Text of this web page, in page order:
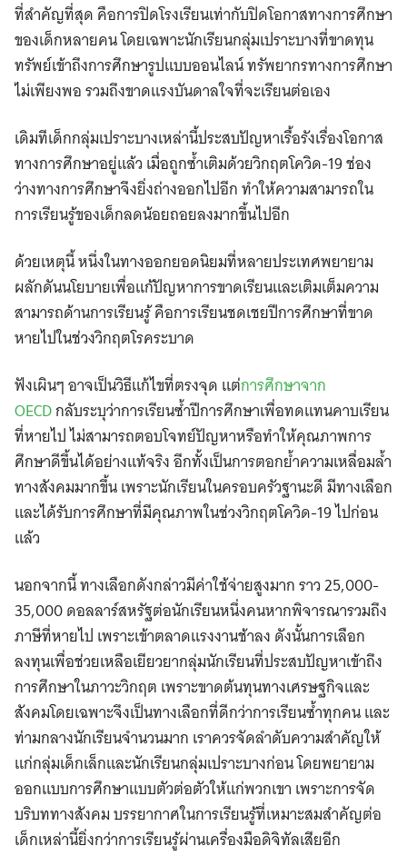
ที่สำคัญที่สุด คือการปิดโรงเรียนเท่ากับปิดโอกาสทางการศึกษา
ของเด็กหลายคน โดยเฉพาะนักเรียนกลุ่มเปราะบางที่ขาดทุน
ทรัพย์เข้าถึงการศึกษารูปแบบออนไลน์ ทรัพยากรทางการศึกษา
ไม่เพียงพอ รวมถึงขาดแรงบันดาลใจที่จะเรียนต่อเอง
เดิมทีเด็กกลุ่มเปราะบางเหล่านี้ประสบปัญหาเรื้อรังเรื่องโอกาส
ทางการศึกษาอยู่แล้ว เมื่อถูกซ้ำเติมด้วยวิกฤตโควิด-19 ช่อง
ว่างทางการศึกษาจึงยิ่งถ่างออกไปอีก ทำให้ความสามารถใน
การเรียนรู้ของเด็กลดน้อยถอยลงมากขึ้นไปอีก
ด้วยเหตุนี้ หนึ่งในทางออกยอดนิยมที่หลายประเทศพยายาม
ผลักดันนโยบายเพื่อแก้ปัญหาการขาดเรียนและเติมเต็มความ
สามารถด้านการเรียนรู้ คือการเรียนชดเชยปีการศึกษาที่ขาด
หายไปในช่วงวิกฤตโรคระบาด
ฟังเผินๆ อาจเป็นวิธีแก้ไขที่ตรงจุด แต่การศึกษาจาก
OECDกลับระบุว่าการเรียนซ้ำปีการศึกษาเพื่อทดแทนคาบเรียน
ที่หายไป ไม่สามารถตอบโจทย์ปัญหาหรือทำให้คุณภาพการ
ศึกษาดีขึ้นได้อย่างแท้จริง อีกทั้งเป็นการตอกย้ำความเหลื่อมล้ำ
ทางสังคมมากขึ้น เพราะนักเรียนในครอบครัวฐานะดี มีทางเลือก
และได้รับการศึกษาที่มีคุณภาพในช่วงวิกฤตโควิด-19 ไปก่อน
แล้ว
นอกจากนี้ ทางเลือกดังกล่าวมีค่าใช้จ่ายสูงมาก ราว 25,000-
35,000 ดอลลาร์สหรัฐต่อนักเรียนหนึ่งคนหากพิจารณารวมถึง
ภาษีที่หายไป เพราะเข้าตลาดแรงงานช้าลง ดังนั้นการเลือก
ลงทุนเพื่อช่วยเหลือเยียวยากลุ่มนักเรียนที่ประสบปัญหาเข้าถึง
การศึกษาในภาวะวิกฤต เพราะขาดต้นทุนทางเศรษฐกิจและ
สังคมโดยเฉพาะจึงเป็นทางเลือกที่ดีกว่าการเรียนซ้ำทุกคน และ
ท่ามกลางนักเรียนจำนวนมาก เราควรจัดลำดับความสำคัญให้
แก่กลุ่มเด็กเล็กและนักเรียนกลุ่มเปราะบางก่อน โดยพยายาม
ออกแบบการศึกษาแบบตัวต่อตัวให้แก่พวกเขา เพราะการจัด
บริบททางสังคม บรรยากาศในการเรียนรู้ที่เหมาะสมสำคัญต่อ
เด็กเหล่านี้ยิ่งกว่าการเรียนรู้ผ่านเครื่องมือดิจิทัลเสียอีก